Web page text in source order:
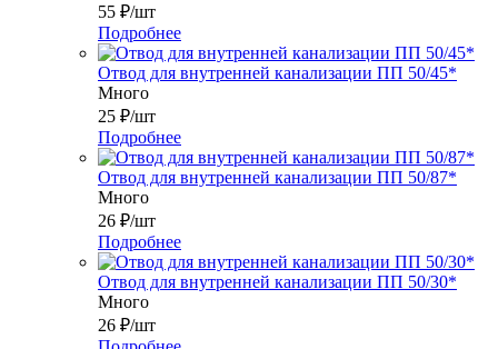
55 ₽/шт
Подробнее
Отвод для внутренней канализации ПП 50/45*
Много
25 ₽/шт
Подробнее
Отвод для внутренней канализации ПП 50/87*
Много
26 ₽/шт
Подробнее
Отвод для внутренней канализации ПП 50/30*
Много
26 ₽/шт